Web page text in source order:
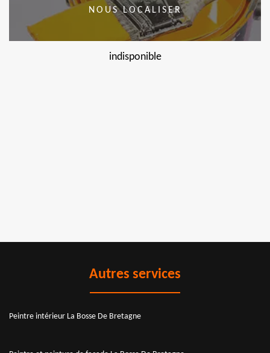
NOUS LOCALISER
indisponible
Autres services
Peintre intérieur La Bosse De Bretagne